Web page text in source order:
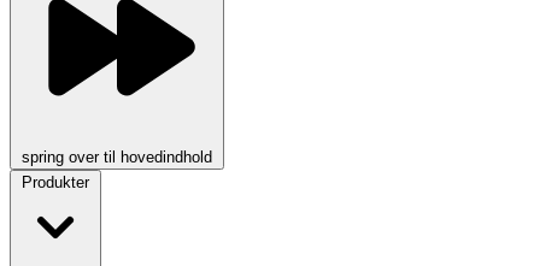
spring over til hovedindhold
Produkter